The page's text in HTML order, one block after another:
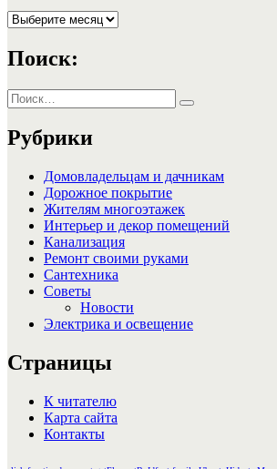
Архивы
Поиск:
Искать:
Поиск
Рубрики
Домовладельцам и дачникам
Дорожное покрытие
Жителям многоэтажек
Интерьер и декор помещений
Канализация
Ремонт своими руками
Сантехника
Советы
Новости
Электрика и освещение
Страницы
К читателю
Карта сайта
Контакты